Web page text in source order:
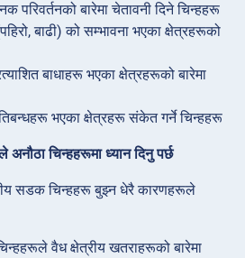
बारेमा चेतावनी दिने चिन्हहरू
बाढी) को सम्भावना भएका क्षेत्रहरूको
बाधाहरू भएका क्षेत्रहरूको बारेमा
भएका क्षेत्रहरू संकेत गर्ने चिन्हहरू
चिन्हहरूमा ध्यान दिनु पर्छ
सडक चिन्हहरू बुझ्न धेरै कारणहरूले
वैध क्षेत्रीय खतराहरूको बारेमा